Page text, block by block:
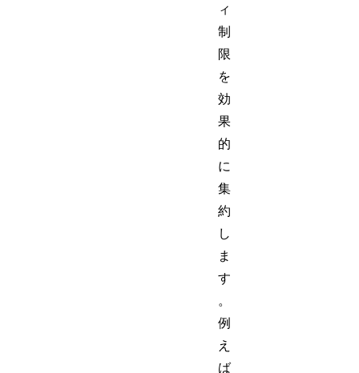
ィ
制
限
を
効
果
的
に
集
約
し
ま
す
。
例
え
ば